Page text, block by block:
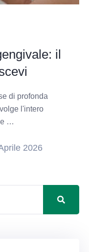
il
di profonda
l'intero
…
2026